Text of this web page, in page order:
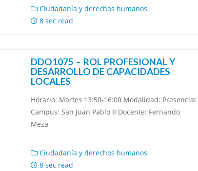
Ciudadanía y derechos humanos
8 sec read
DDO1075 – ROL PROFESIONAL Y
DESARROLLO DE CAPACIDADES
LOCALES
Horario: Martes 13:50-16:00 Modalidad: Presencial
Campus: San Juan Pablo II Docente: Fernando
Meza
Ciudadanía y derechos humanos
8 sec read